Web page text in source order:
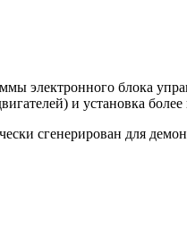
электронного блока
и установка
сгенерирован для